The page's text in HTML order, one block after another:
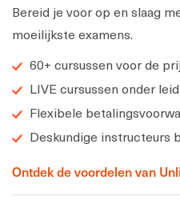
Bereid je voor op en slaag
moeilijkste examens.
60+ cursussen voor de
LIVE cursussen onder
Flexibele
Deskundige instructeurs
Ontdek de voordelen van